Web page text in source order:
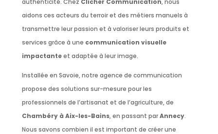
aidons ces acteurs du terroir et des métiers manuels à
transmettre leur passion et à valoriser leurs produits et
services grâce à une communication visuelle
impactanteet adaptée à leur image.
Installée en Savoie, notre agence de communication
propose des solutions sur-mesure pour les
professionnels de l’artisanat et de l’agriculture, de
Chambéry à Aix-les-Bains, en passant parAnnecy.
Nous savons combien il est important de créer une